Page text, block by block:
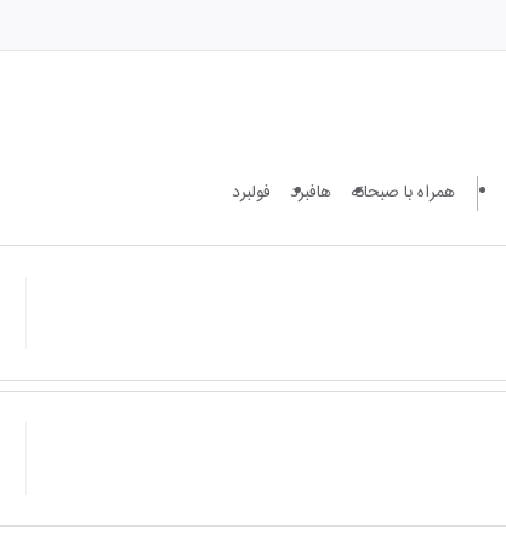
همراه با صبحانه هافبرد فولبرد